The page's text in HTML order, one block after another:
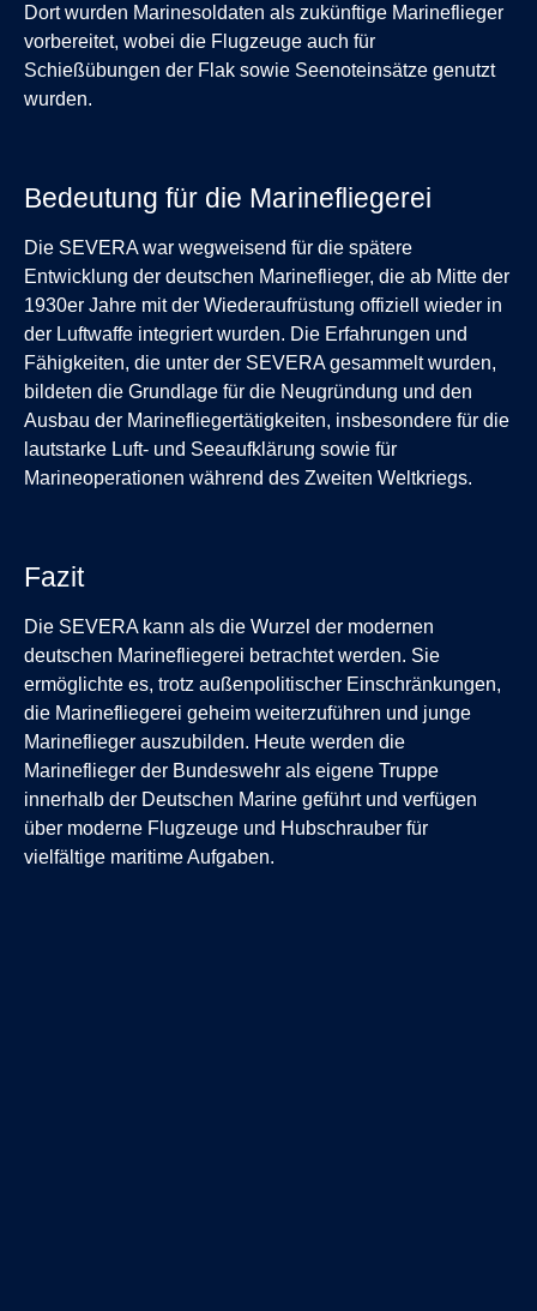
Dort wurden Marinesoldaten als zukünftige Marineflieger
vorbereitet, wobei die Flugzeuge auch für
Schießübungen der Flak sowie Seenoteinsätze genutzt
wurden.
Bedeutung für die Marinefliegerei
Die SEVERA war wegweisend für die spätere
Entwicklung der deutschen Marineflieger, die ab Mitte der
1930er Jahre mit der Wiederaufrüstung offiziell wieder in
der Luftwaffe integriert wurden. Die Erfahrungen und
Fähigkeiten, die unter der SEVERA gesammelt wurden,
bildeten die Grundlage für die Neugründung und den
Ausbau der Marinefliegertätigkeiten, insbesondere für die
lautstarke Luft- und Seeaufklärung sowie für
Marineoperationen während des Zweiten Weltkriegs.
Fazit
Die SEVERA kann als die Wurzel der modernen
deutschen Marinefliegerei betrachtet werden. Sie
ermöglichte es, trotz außenpolitischer Einschränkungen,
die Marinefliegerei geheim weiterzuführen und junge
Marineflieger auszubilden. Heute werden die
Marineflieger der Bundeswehr als eigene Truppe
innerhalb der Deutschen Marine geführt und verfügen
über moderne Flugzeuge und Hubschrauber für
vielfältige maritime Aufgaben.